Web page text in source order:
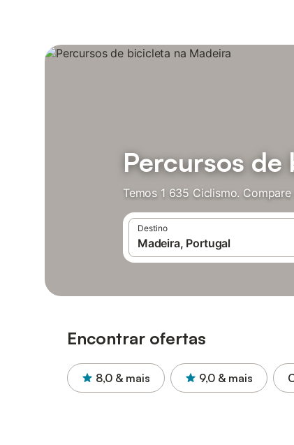
Percursos
Temos 1 635 Ciclismo.
Destino
Encontrar ofertas
8,0 & mais 9,0 & mais